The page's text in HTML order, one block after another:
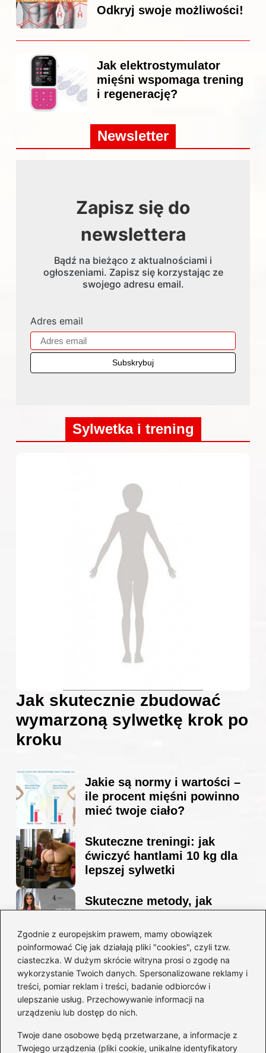
Zgodnie z europejskim prawem, mamy obowiązek
poinformować Cię jak działają pliki "cookies", czyli tzw.
ciasteczka. W dużym skrócie witryna prosi o zgodę na
wykorzystanie Twoich danych. Spersonalizowane reklamy i
treści, pomiar reklam i treści, badanie odbiorców i
ulepszanie usług. Przechowywanie informacji na
urządzeniu lub dostęp do nich.
Twoje dane osobowe będą przetwarzane, a informacje z
Twojego urządzenia (pliki cookie, unikalne identyfikatory
Odkryj swoje możliwości!
Jak elektrostymulator
mięśni wspomaga trening
i regenerację?
Newsletter
Zapisz się do
newslettera
Bądź na bieżąco z aktualnościami i
ogłoszeniami. Zapisz się korzystając ze
swojego adresu email.
Adres email
Sylwetka i trening
Jak skutecznie zbudować
wymarzoną sylwetkę krok po
kroku
Jakie są normy i wartości –
ile procent mięśni powinno
mieć twoje ciało?
Skuteczne treningi: jak
ćwiczyć hantlami 10 kg dla
lepszej sylwetki
Skuteczne metody, jak
sylwetkę w zaledwie 90 dni
Idealny garnitur: jak dobrać
go do swojej sylwetki?
Kategorie